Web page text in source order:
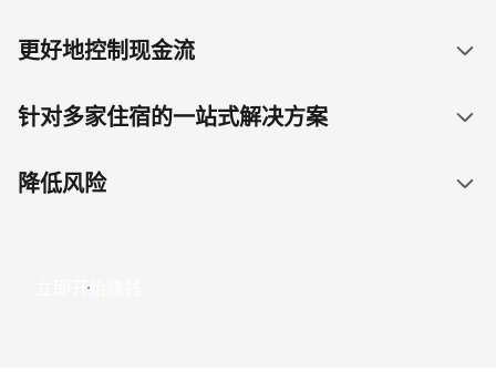
更好地控制现金流
针对多家住宿的一站式解决方案
降低风险
立即开始赚钱